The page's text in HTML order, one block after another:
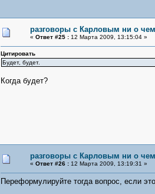
разговоры с Карловым ни о
« Ответ #25 :12 Марта 2009, 13:15:04 »
Цитировать
Будет, будет.
Когда будет?
разговоры с Карловым ни о
« Ответ #26 :12 Марта 2009, 13:19:31 »
Переформулируйте тогда вопрос, если